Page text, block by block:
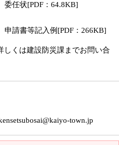
任状[PDF：64.8KB]
請書等記入例[PDF：266KB]
くは建設防災課までお問い合
town.jp